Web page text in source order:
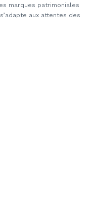
marques patrimoniales
aux attentes des